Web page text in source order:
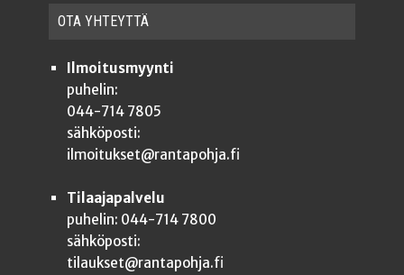
OTA YHTEYT­TÄ
Ilmoitusmyynti
puhelin:
044-714 7805
sähköposti:
ilmoitukset@rantapohja.fi
Tilaajapalvelu
puhelin: 044-714 7800
sähköposti:
tilaukset@rantapohja.fi